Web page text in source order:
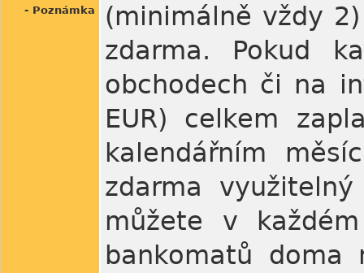
- Poznámka
(minimálně vždy
zdarma. Pokud
obchodech či na
EUR) celkem
kalendářním
zdarma
můžete v
bankomatů doma